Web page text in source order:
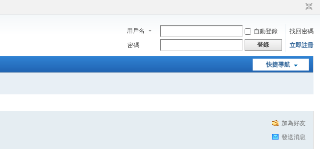
用戶名 自動登錄
找回密碼
密碼
登錄 立即註冊
快捷導航
加為好友
發送消息